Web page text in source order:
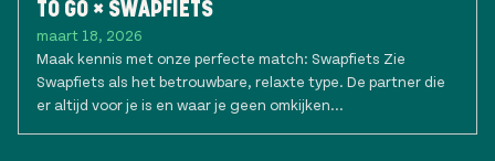
TO GO × SWAPFIETS
maart 18, 2026
Maak kennis met onze perfecte match: Swapfiets Zie
Swapfiets als het betrouwbare, relaxte type. De partner die
er altijd voor je is en waar je geen omkijken...